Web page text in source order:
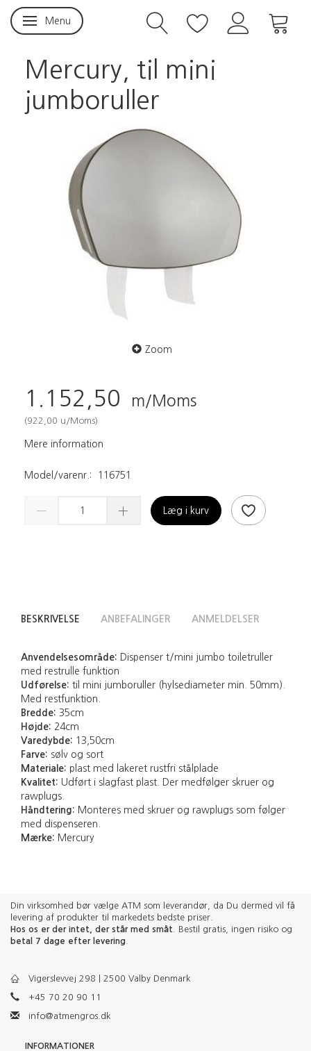
Skifte navigation
Menu
Mercury, til mini
jumboruller
Zoom
1.152,50 m/Moms
(922,00 u/Moms)
Mere information
Model/varenr.: 116751
Læg i kurv
BESKRIVELSE ANBEFALINGER ANMELDELSER
Anvendelsesområde: Dispenser t/mini jumbo toiletruller
med restrulle funktion
Udførelse: til mini jumboruller (hylsediameter min. 50mm).
Med restfunktion.
Bredde: 35cm
Højde: 24cm
Varedybde: 13,50cm
Farve: sølv og sort
Materiale: plast med lakeret rustfri stålplade
Kvalitet: Udført i slagfast plast. Der medfølger skruer og
rawplugs.
Håndtering: Monteres med skruer og rawplugs som følger
med dispenseren.
Mærke: Mercury
Din virksomhed bør vælge ATM som leverandør, da Du dermed vil få
levering af produkter til markedets bedste priser.
Hos os er der intet, der står med småt . Bestil gratis, ingen risiko og
betal 7 dage efter levering
Vigerslevvej 298 | 2500 Valby Denmark
+45 70 20 90 11
info@atmengros.dk
INFORMATIONER